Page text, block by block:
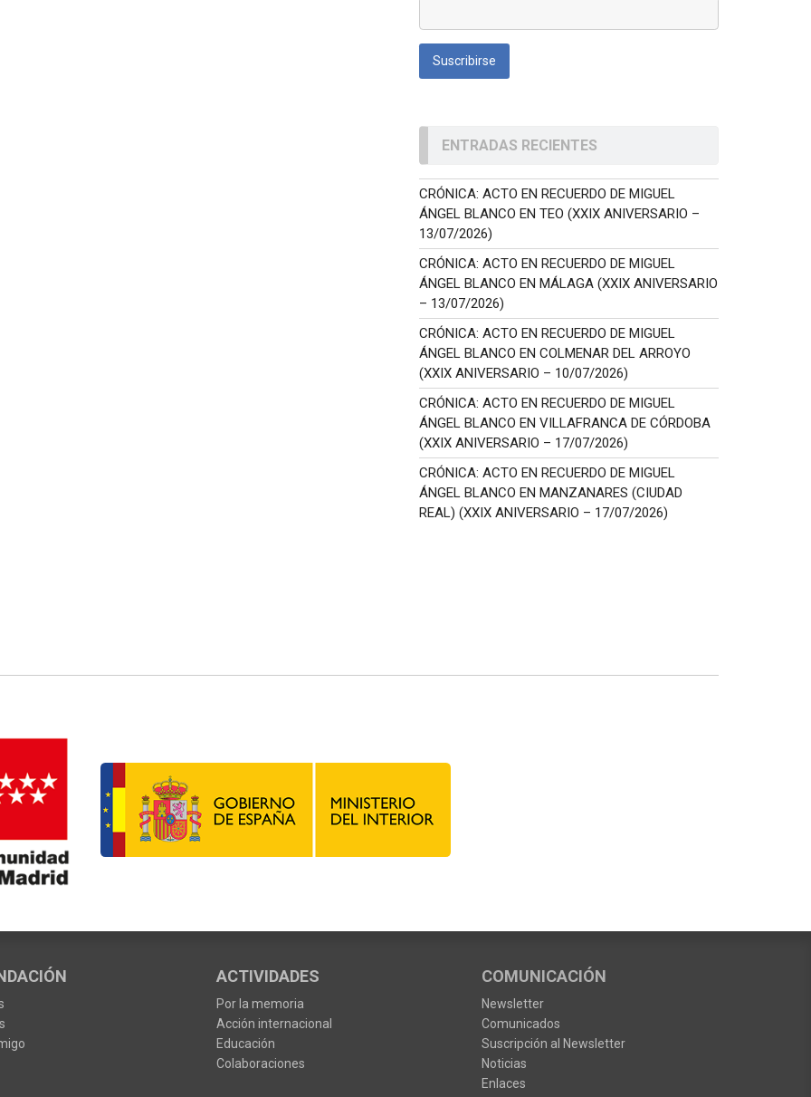
ENTRADAS RECIENTES
CRÓNICA: ACTO EN RECUERDO DE MIGUEL
ÁNGEL BLANCO EN TEO (XXIX ANIVERSARIO –
13/07/2026)
CRÓNICA: ACTO EN RECUERDO DE MIGUEL
ÁNGEL BLANCO EN MÁLAGA (XXIX ANIVERSARIO
– 13/07/2026)
CRÓNICA: ACTO EN RECUERDO DE MIGUEL
ÁNGEL BLANCO EN COLMENAR DEL ARROYO
(XXIX ANIVERSARIO – 10/07/2026)
CRÓNICA: ACTO EN RECUERDO DE MIGUEL
ÁNGEL BLANCO EN VILLAFRANCA DE CÓRDOBA
(XXIX ANIVERSARIO – 17/07/2026)
CRÓNICA: ACTO EN RECUERDO DE MIGUEL
ÁNGEL BLANCO EN MANZANARES (CIUDAD
REAL) (XXIX ANIVERSARIO – 17/07/2026)
ACTIVIDADES
Por la memoria
Acción internacional
Educación
Colaboraciones
COMUNICACIÓN
Newsletter
Comunicados
Suscripción al Newsletter
Noticias
Enlaces